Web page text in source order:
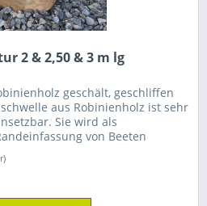
2 & 2,50 & 3 m lg
geschält, geschliffen
aus Robinienholz ist sehr
Sie wird als
von Beeten